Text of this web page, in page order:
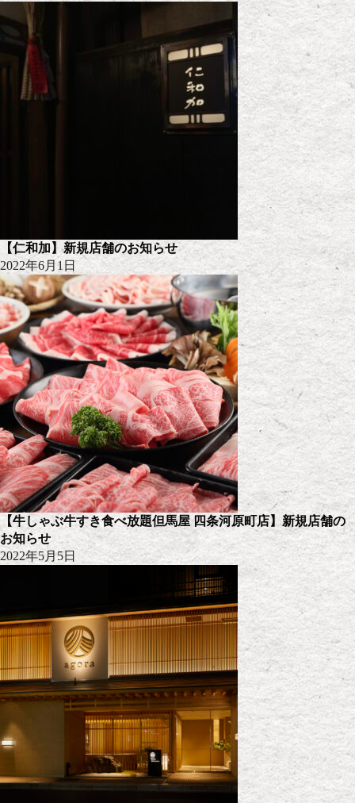
【仁和加】新規店舗のお知らせ
2022年6月1日
【牛しゃぶ牛すき食べ放題但馬屋 四条河原町店】新規店舗の
お知らせ
2022年5月5日